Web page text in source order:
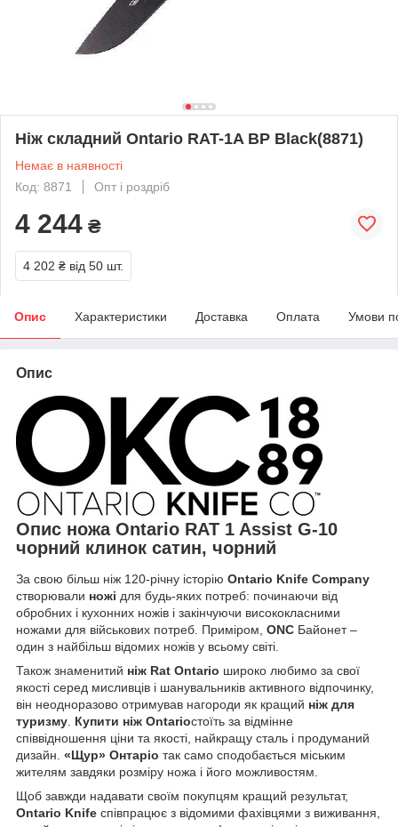
Ніж складний Ontario RAT-1A BP Black(8871)
Немає в наявності
Код: 8871
Опт і роздріб
4 244 ₴
4 202 ₴ від 50 шт.
Опис Характеристики Доставка Оплата Умови
Опис
Опис ножа Ontario RAT 1 Assist G-10
чорний клинок сатин, чорний
За свою більш ніж 120-річну історію Ontario Knife Company
створювали ножі для будь-яких потреб: починаючи від
обробних і кухонних ножів і закінчуючи висококласними
ножами для військових потреб. Приміром, ONC Байонет –
один з найбільш відомих ножів у всьому світі.
Також знаменитий ніж Rat Ontario широко любимо за свої
якості серед мисливців і шанувальників активного відпочинку,
він неодноразово отримував нагороди як кращий ніж для
туризму. Купити ніж Ontarioстоїть за відмінне
співвідношення ціни та якості, найкращу сталь і продуманий
дизайн. «Щур» Онтаріо так само сподобається міським
жителям завдяки розміру ножа і його можливостям.
Щоб завжди надавати своїм покупцям кращий результат,
Ontario Knife співпрацює з відомими фахівцями з виживання,